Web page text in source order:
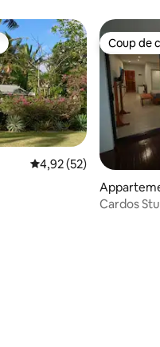
Note moyenne de 4,92
4,92 (52)
Coup de
Coup de
d
Cardos